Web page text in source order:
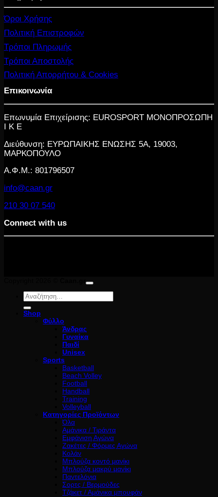
Όροι Χρήσης
Πολιτική Επιστροφών
Τρόποι Πληρωμής
Τρόποι Αποστολής
Πολιτική Απορρήτου & Cookies
Επικοινωνία
Επωνυμία Επιχείρισης: EUROSPORT ΜΟΝΟΠΡΟΣΩΠΗ
Ι Κ Ε
Διεύθυνση: ΕΥΡΩΠΑΙΚΗΣ ΕΝΩΣΗΣ 5Α, 19003,
ΜΑΡΚΟΠΟΥΛΟ
Α.Φ.Μ.: 801796507
info@caan.gr
210 30 07 540
Connect with us
Αναζήτηση
για:
Shop
Φύλλο
Άνδρας
Γυναίκα
Παιδί
Unisex
Sports
Basketball
Beach Volley
Football
Handball
Training
Volleyball
Κατηγορίες Προϊόντων
Όλα
Αμάνικα / Τιράντα
Εμφάνιση Αγώνα
Ζακέτες / Φόρμες Αγώνα
Κολάν
Μπλούζα κοντό μανίκι
Μπλούζα μακρύ μανίκι
Παντελόνια
Σορτς / Βερμούδες
Τζάκετ / Αμάνικα μπουφάν